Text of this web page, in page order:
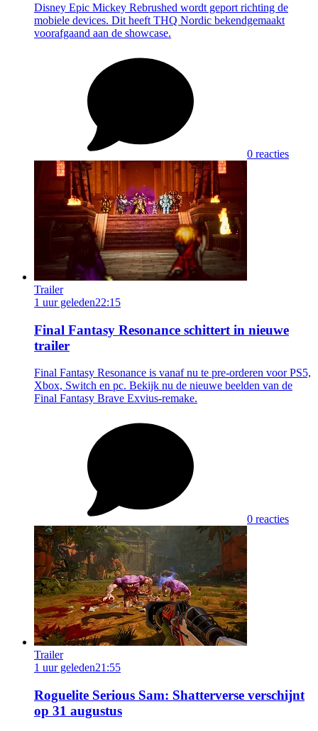
Disney Epic Mickey Rebrushed wordt geport richting de
mobiele devices. Dit heeft THQ Nordic bekendgemaakt
voorafgaand aan de showcase.
0 reacties
Trailer
1 uur geleden22:15
Final Fantasy Resonance schittert in nieuwe
trailer
Final Fantasy Resonance is vanaf nu te pre-orderen voor PS5,
Xbox, Switch en pc. Bekijk nu de nieuwe beelden van de
Final Fantasy Brave Exvius-remake.
0 reacties
Trailer
1 uur geleden21:55
Roguelite Serious Sam: Shatterverse verschijnt
op 31 augustus